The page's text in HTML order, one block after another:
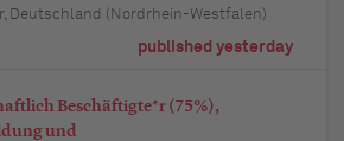
Deutschland (Nordrhein-Westfalen)
published yesterday
Beschäftigte*r (75%),
und